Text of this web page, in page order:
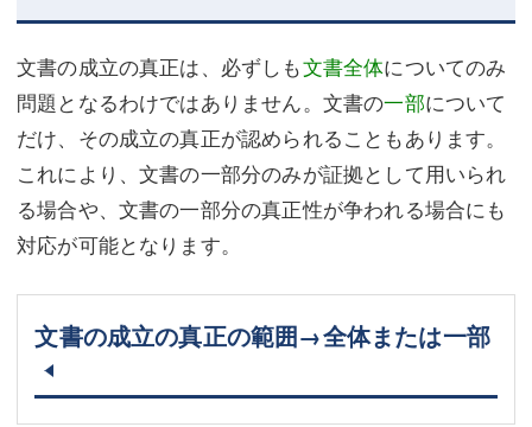
文書の成立の真正は、必ずしも文書全体についてのみ
問題となるわけではありません。文書の一部について
だけ、その成立の真正が認められることもあります。
これにより、文書の一部分のみが証拠として用いられ
る場合や、文書の一部分の真正性が争われる場合にも
対応が可能となります。
文書の成立の真正の範囲→全体または一部